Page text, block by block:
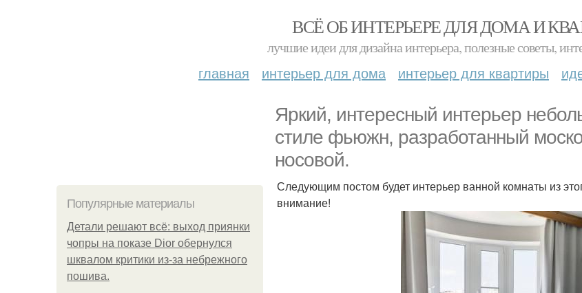
ВСЁ ОБ ИНТЕРЬЕРЕ ДЛЯ ДОМА И
лучшие идеи для дизайна интерьера, полезные советы,
главная интерьер для дома интерьер для квартиры
Яркий, интересный интерьер
стиле фьюжн, разработанный
носовой.
Популярные материалы
Детали решают всё: выход приянки
чопры на показе Dior обернулся
шквалом критики из-за небрежного
пошива.
Следующим постом будет интерьер ванной комнаты из
внимание!